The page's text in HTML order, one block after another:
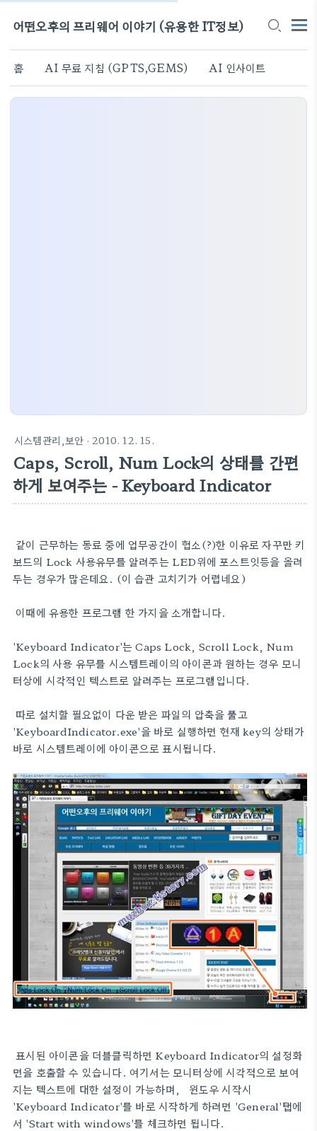
어떤오후의 프리웨어 이야기 (유용한 IT정보)
홈 AI 무료 지침 (GPTS,GEMS) AI 인사이트
시스템관리,보안 · 2010. 12. 15.
Caps, Scroll, Num Lock의 상태를 간편
하게 보여주는 - Keyboard Indicator
같이 근무하는 동료 중에 업무공간이 협소(?)한 이유로 자꾸만 키
보드의 Lock 사용유무를 알려주는 LED위에 포스트잇등을 올려
두는 경우가 많은데요. (이 습관 고치기가 어렵네요)
이때에 유용한 프로그램 한 가지을 소개합니다.
'Keyboard Indicator'는 Caps Lock, Scroll Lock, Num
Lock의 사용 유무를 시스템트레이의 아이콘과 원하는 경우 모니
터상에 시각적인 텍스트로 알려주는 프로그램입니다.
따로 설치할 필요없이 다운 받은 파일의 압축을 풀고
'KeyboardIndicator.exe'을 바로 실행하면 현재 key의 상태가
바로 시스템트레이에 아이콘으로 표시됩니다.
표시된 아이콘을 더블클릭하면 Keyboard Indicator의 설정화
면을 호출할 수 있습니다. 여기서는 모니터상에 시각적으로 보여
지는 텍스트에 대한 설정이 가능하며, 윈도우 시작시
'Keyboard Indicator'를 바로 시작하게 하려면 'General'탭에
서 'Start with windows'를 체크하면 됩니다.